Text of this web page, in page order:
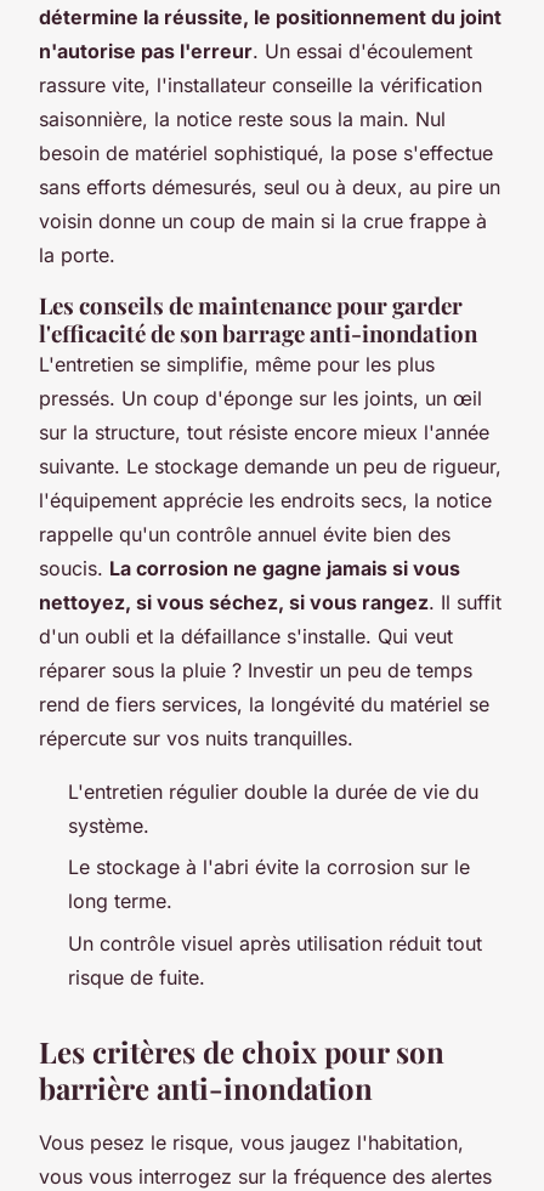
détermine la réussite, le positionnement du joint
n'autorise pas l'erreur. Un essai d'écoulement
rassure vite, l'installateur conseille la vérification
saisonnière, la notice reste sous la main. Nul
besoin de matériel sophistiqué, la pose s'effectue
sans efforts démesurés, seul ou à deux, au pire un
voisin donne un coup de main si la crue frappe à
la porte.
Les conseils de maintenance pour garder
l'efficacité de son barrage anti-inondation
L'entretien se simplifie, même pour les plus
pressés. Un coup d'éponge sur les joints, un œil
sur la structure, tout résiste encore mieux l'année
suivante. Le stockage demande un peu de rigueur,
l'équipement apprécie les endroits secs, la notice
rappelle qu'un contrôle annuel évite bien des
soucis. La corrosion ne gagne jamais si vous
nettoyez, si vous séchez, si vous rangez. Il suffit
d'un oubli et la défaillance s'installe. Qui veut
réparer sous la pluie ? Investir un peu de temps
rend de fiers services, la longévité du matériel se
répercute sur vos nuits tranquilles.
L'entretien régulier double la durée de vie du
système.
Le stockage à l'abri évite la corrosion sur le
long terme.
Un contrôle visuel après utilisation réduit tout
risque de fuite.
Les critères de choix pour son
barrière anti-inondation
Vous pesez le risque, vous jaugez l'habitation,
vous vous interrogez sur la fréquence des alertes